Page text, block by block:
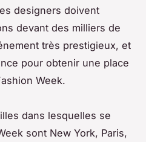
designers doivent
devant des milliers de
très prestigieux, et
pour obtenir une place
Week.
dans lesquelles se
sont New York, Paris,